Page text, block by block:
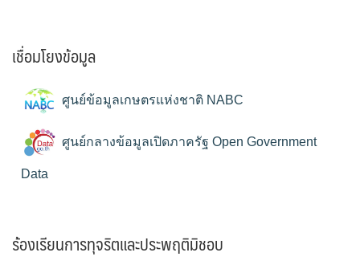
เชื่อมโยงข้อมูล
ศูนย์ข้อมูลเกษตรแห่งชาติ NABC
ศูนย์กลางข้อมูลเปิดภาครัฐ Open Government
Data
ร้องเรียนการทุจริตและประพฤติมิชอบ